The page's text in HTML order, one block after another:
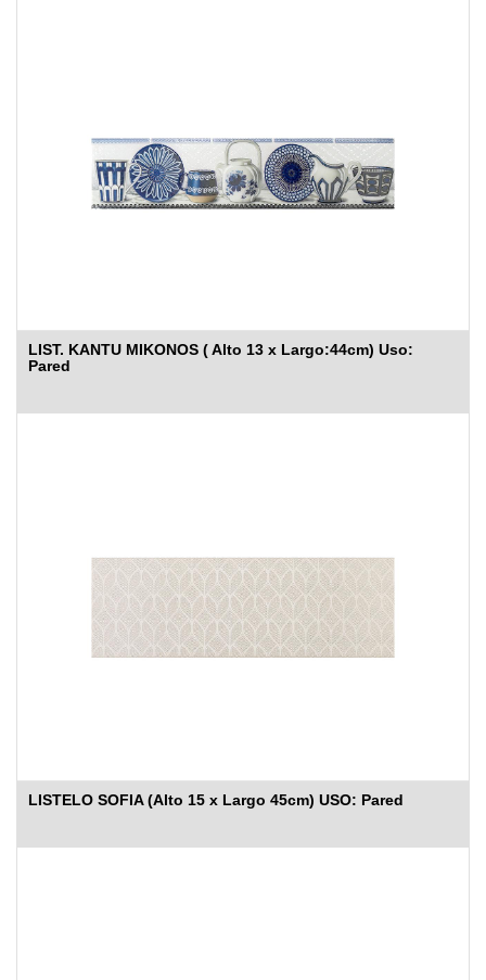
LIST. KANTU MIKONOS ( Alto 13 x Largo:44cm) Uso:
Pared
LISTELO SOFIA (Alto 15 x Largo 45cm) USO: Pared